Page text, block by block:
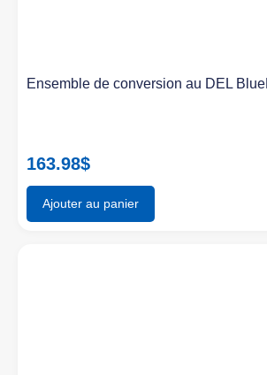
Ensemble de conversion au DEL
163.98$
Ajouter au panier